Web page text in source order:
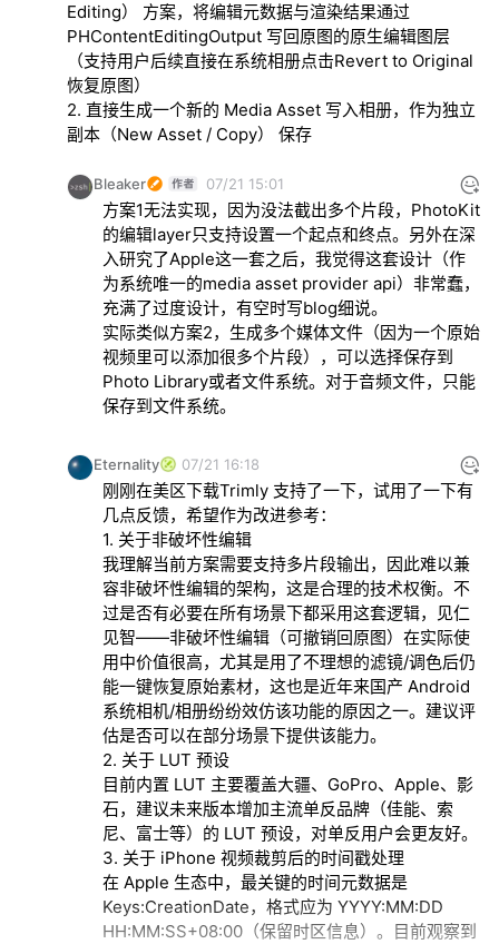
Editing） 方案，将编辑元数据与渲染结果通过
PHContentEditingOutput 写回原图的原生编辑图层
（支持用户后续直接在系统相册点击Revert to Original
恢复原图）
2. 直接生成一个新的 Media Asset 写入相册，作为独立
副本（New Asset / Copy） 保存
Bleaker 07/21 15:01
方案1无法实现，因为没法截出多个片段，PhotoKit
的编辑layer只支持设置一个起点和终点。另外在深
入研究了Apple这一套之后，我觉得这套设计（作
为系统唯一的media asset provider api）非常蠢，
充满了过度设计，有空时写blog细说。
实际类似方案2，生成多个媒体文件（因为一个原始
视频里可以添加很多个片段），可以选择保存到
Photo Library或者文件系统。对于音频文件，只能
保存到文件系统。
Eternality 07/21 16:18
刚刚在美区下载Trimly 支持了一下，试用了一下有
几点反馈，希望作为改进参考：
1. 关于非破坏性编辑
我理解当前方案需要支持多片段输出，因此难以兼
容非破坏性编辑的架构，这是合理的技术权衡。不
过是否有必要在所有场景下都采用这套逻辑，见仁
见智——非破坏性编辑（可撤销回原图）在实际使
用中价值很高，尤其是用了不理想的滤镜/调色后仍
能一键恢复原始素材，这也是近年来国产 Android
系统相机/相册纷纷效仿该功能的原因之一。建议评
估是否可以在部分场景下提供该能力。
2. 关于 LUT 预设
目前内置 LUT 主要覆盖大疆、GoPro、Apple、影
石，建议未来版本增加主流单反品牌（佳能、索
尼、富士等）的 LUT 预设，对单反用户会更友好。
3. 关于 iPhone 视频裁剪后的时间戳处理
在 Apple 生态中，最关键的时间元数据是
Keys:CreationDate，格式应为 YYYY:MM:DD
HH:MM:SS+08:00（保留时区信息）。目前观察到